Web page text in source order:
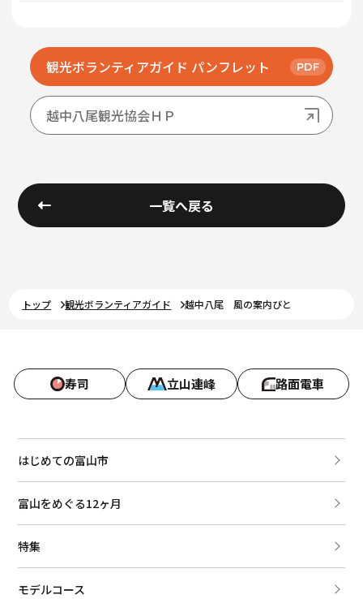
観光ボランティアガイド パンフレット
越中八尾観光協会ＨＰ
一覧へ戻る
トップ 観光ボランティアガイド 越中八尾 風の案内びと
寿司 立山連峰 路面電車
はじめての富山市
富山をめぐる12ヶ月
特集
モデルコース